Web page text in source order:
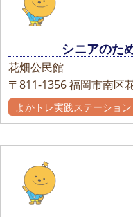
シニアのた
花畑公民館
〒811-1356福岡市南区
よかトレ実践ステーション